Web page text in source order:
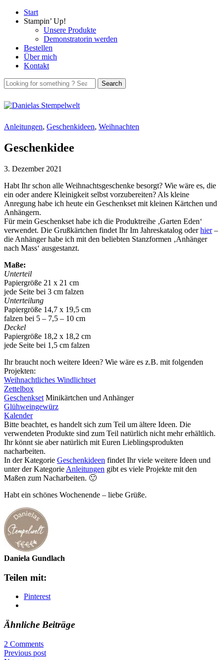
Start
Stampin’ Up!
Unsere Produkte
Demonstratorin werden
Bestellen
Über mich
Kontakt
Anleitungen, Geschenkideen, Weihnachten
Geschenkidee
3. Dezember 2021
Habt Ihr schon alle Weihnachtsgeschenke besorgt? Wie wäre es, die
ein oder andere Kleinigkeit selbst vorzubereiten? Als kleine
Anregung habe ich heute ein Geschenkset mit kleinen Kärtchen und
Anhängern.
Für mein Geschenkset habe ich die Produktreihe ‚Garten Eden‘
verwendet. Die Grußkärtchen findet Ihr Im Jahreskatalog oderhier–
die Anhänger habe ich mit den beliebten Stanzformen ‚Anhänger
nach Mass‘ ausgestanzt.
Maße:
Unterteil
Papiergröße 21 x 21 cm
jede Seite bei 3 cm falzen
Unterteilung
Papiergröße 14,7 x 19,5 cm
falzen bei 5 – 7,5 – 10 cm
Deckel
Papiergröße 18,2 x 18,2 cm
jede Seite bei 1,5 cm falzen
Ihr braucht noch weitere Ideen? Wie wäre es z.B. mit folgenden
Projekten:
Weihnachtliches Windlichtset
Zettelbox
Geschenkset Minikärtchen und Anhänger
Glühweingewürz
Kalender
Bitte beachtet, es handelt sich zum Teil um ältere Ideen. Die
verwendeten Produkte sind zum Teil natürlich nicht mehr erhältlich.
Ihr könnt sie aber natürlich mit Euren Lieblingsprodukten
nacharbeiten.
In der Kategorie Geschenkideen findet Ihr viele weitere Ideen und
unter der Kategorie Anleitungen gibt es viele Projekte mit den
Maßen zum Nacharbeiten. 🙂
Habt ein schönes Wochenende – liebe Grüße.
Daniela Gundlach
Teilen mit:
Pinterest
Ähnliche Beiträge
2 Comments
Previous post